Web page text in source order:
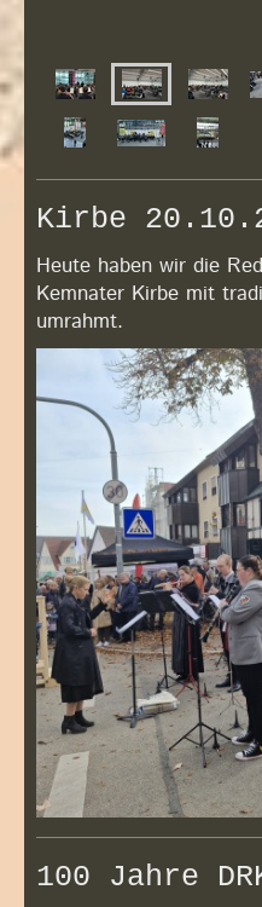
Kirbe
Heute haben wir die
Kemnater Kirbe mit
umrahmt.
100 Jahre